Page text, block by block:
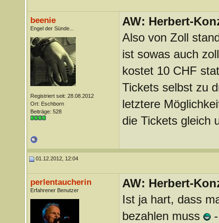
beenie
Engel der Sünde...
Registriert seit: 28.08.2012
Ort: Eschborn
Beiträge: 528
AW: Herbert-
Also von Zoll
ist sowas auch
kostet 10 CHF
Tickets selbst zu
letztere
die Tickets gleich
01.12.2012, 12:04
perlentaucherin
Erfahrener Benutzer
AW: Herbert-
Ist ja hart, dass
bezahlen muss
-